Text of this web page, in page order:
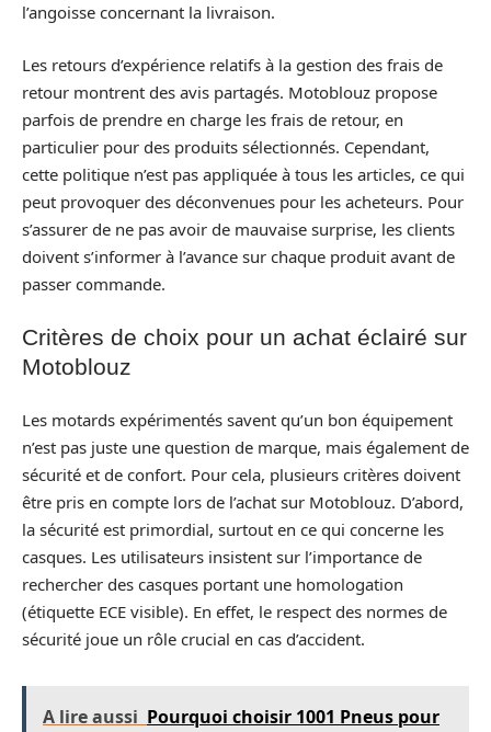
l’angoisse concernant la livraison.
Les retours d’expérience relatifs à la gestion des frais de
retour montrent des avis partagés. Motoblouz propose
parfois de prendre en charge les frais de retour, en
particulier pour des produits sélectionnés. Cependant,
cette politique n’est pas appliquée à tous les articles, ce qui
peut provoquer des déconvenues pour les acheteurs. Pour
s’assurer de ne pas avoir de mauvaise surprise, les clients
doivent s’informer à l’avance sur chaque produit avant de
passer commande.
Critères de choix pour un achat éclairé sur
Motoblouz
Les motards expérimentés savent qu’un bon équipement
n’est pas juste une question de marque, mais également de
sécurité et de confort. Pour cela, plusieurs critères doivent
être pris en compte lors de l’achat sur Motoblouz. D’abord,
la sécurité est primordial, surtout en ce qui concerne les
casques. Les utilisateurs insistent sur l’importance de
rechercher des casques portant une homologation
(étiquette ECE visible). En effet, le respect des normes de
sécurité joue un rôle crucial en cas d’accident.
A lire aussi Pourquoi choisir 1001 Pneus pour